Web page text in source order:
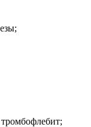
тромбофлебит;